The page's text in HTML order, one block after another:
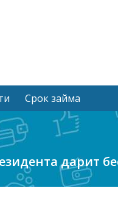
Срок займа
дарит